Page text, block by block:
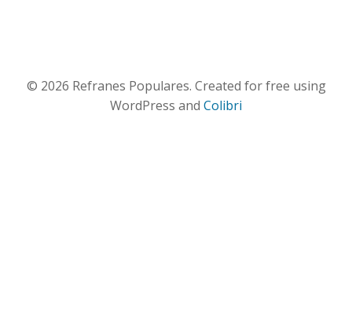
© 2026 Refranes Populares. Created for free using
WordPress and Colibri